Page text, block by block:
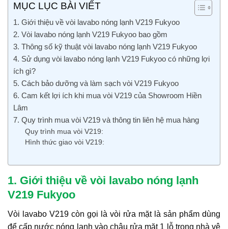
MỤC LỤC BÀI VIẾT
1. Giới thiệu về vòi lavabo nóng lạnh V219 Fukyoo
2. Vòi lavabo nóng lạnh V219 Fukyoo bao gồm
3. Thông số kỹ thuật vòi lavabo nóng lạnh V219 Fukyoo
4. Sử dụng vòi lavabo nóng lạnh V219 Fukyoo có những lợi
ích gì?
5. Cách bảo dưỡng và làm sạch vòi V219 Fukyoo
6. Cam kết lợi ích khi mua vòi V219 của Showroom Hiền
Lâm
7. Quy trình mua vòi V219 và thông tin liên hệ mua hàng
Quy trình mua vòi V219:
Hình thức giao vòi V219:
1. Giới thiệu về vòi lavabo nóng lạnh
V219 Fukyoo
Vòi lavabo V219 còn gọi là vòi rửa mặt là sản phẩm dùng
để cấp nước nóng lạnh vào chậu rửa mặt 1 lỗ trong nhà vệ